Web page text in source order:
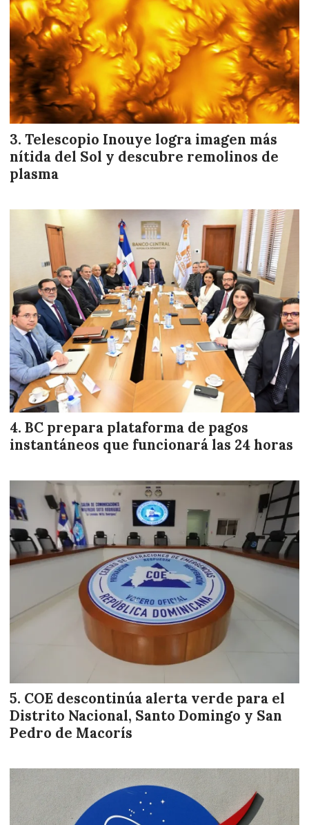
Telescopio Inouye logra imagen más
nítida del Sol y descubre remolinos de
plasma
BC prepara plataforma de pagos
instantáneos que funcionará las 24 horas
COE descontinúa alerta verde para el
Distrito Nacional, Santo Domingo y San
Pedro de Macorís